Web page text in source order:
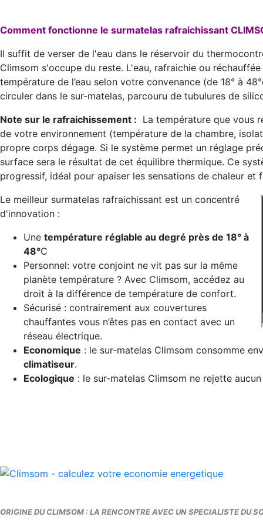
Comment fonctionne le surmatelas rafraichissant
Il suffit de verser de l'eau dans le réservoir du
Climsom s'occupe du reste. L'eau, rafraichie ou
température de l’eau selon votre convenance (de 18° à
circuler dans le sur-matelas, parcouru de tubulures de
Note sur le rafraichissement : La température que vous
de votre environnement (température de la chambre,
propre corps dégage. Si le système permet un réglage
surface sera le résultat de cet équilibre thermique. Ce
progressif, idéal pour apaiser les sensations de chaleur
Le meilleur surmatelas rafraichissant est un concentré
d'innovation :
Une température réglable au degré près de 18° à
48°C
Personnel: votre conjoint ne vit pas sur la même
planète température ? Avec Climsom, accédez au
droit à la différence de température de confort.
Sécurisé : contrairement aux couvertures
chauffantes vous n’êtes pas en contact avec un
réseau électrique.
Economique : le sur-matelas Climsom consomme
climatiseur.
Ecologique : le sur-matelas Climsom ne rejette
ORIGINE DU CLIMSOM : LA RENCONTRE AVEC UN SPECIALISTE DU